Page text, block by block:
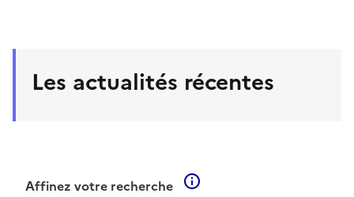
Les actualités récentes
Affinez votre recherche